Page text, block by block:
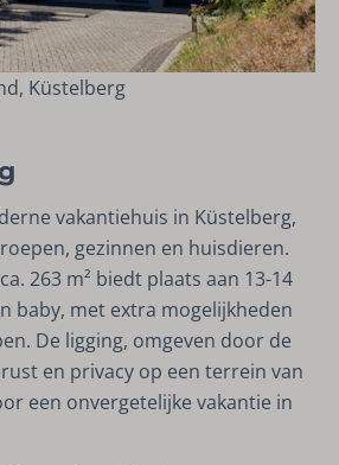
Küstelberg
vakantiehuis in Küstelberg,
gezinnen en huisdieren.
263 m² biedt plaats aan 13-14
baby, met extra mogelijkheden
De ligging, omgeven door de
en privacy op een terrein van
een onvergetelijke vakantie in